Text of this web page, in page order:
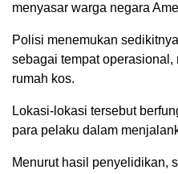
menyasar warga negara
Polisi menemukan
sebagai tempat
rumah kos.
Lokasi-lokasi tersebut
para pelaku dalam
Menurut hasil penyelidikan,